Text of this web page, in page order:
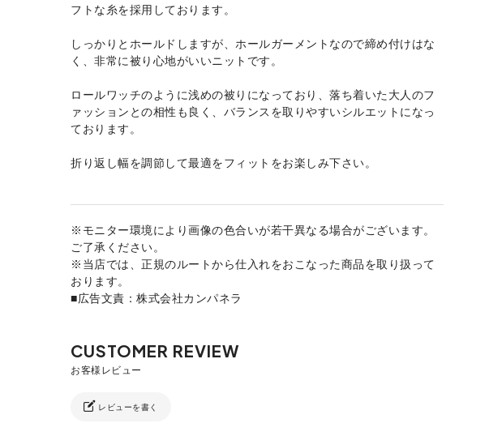
フトな糸を採用しております。
しっかりとホールドしますが、ホールガーメントなので締め付けはな
く、非常に被り心地がいいニットです。
ロールワッチのように浅めの被りになっており、落ち着いた大人のフ
ァッションとの相性も良く、バランスを取りやすいシルエットになっ
ております。
折り返し幅を調節して最適をフィットをお楽しみ下さい。
※モニター環境により画像の色合いが若干異なる場合がございます。
ご了承ください。
※当店では、正規のルートから仕入れをおこなった商品を取り扱って
おります。
■広告文責：株式会社カンパネラ
レビューを書く